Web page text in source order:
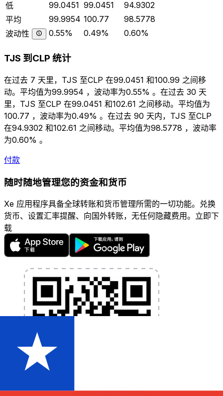
低
99.0451 99.0451
94.9302
平均
99.9954 100.77
98.5778
波动性
0.55% 0.49% 0.60%
TJS 到CLP 统计
在过去 7 天里，TJS 至CLP 在99.0451 和100.99 之间移
动。平均值为99.9954 ，波动率为0.55% 。在过去 30 天
里，TJS 至CLP 在99.0451 和102.61 之间移动。平均值为
100.77 ，波动率为0.49% 。在过去 90 天内，TJS 至CLP
在94.9302 和102.61 之间移动。平均值为98.5778 ，波动率
为0.60% 。
付款
随时随地管理您的资金和货币
Xe 应用程序具备全球转账和货币管理所需的一切功能。兑换
货币、设置汇率提醒、向国外转账，无任何隐藏费用。立即下
载